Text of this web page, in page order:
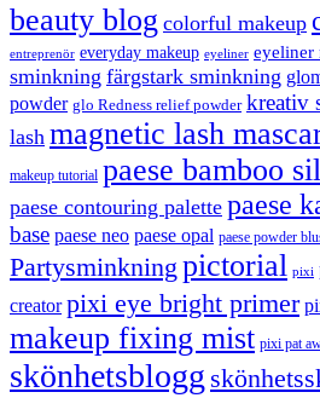
beauty blog colorful makeup
entreprenör everyday makeup eyeliner eyeliner
sminkning färgstark sminkning
powder glo Redness relief powder kreativ
lash magnetic lash
makeup tutorial paese bamboo
paese contouring palette paese
base paese neo paese opal paese powder
Partysminkning pictorial pixi
creator pixi eye bright primer
makeup fixing mist pixi pat
skönhetsblogg